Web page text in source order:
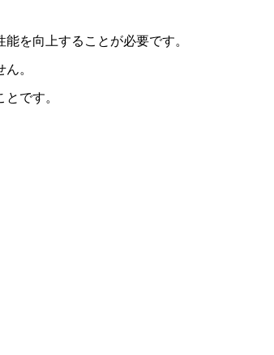
を向上することが必要です。
。
です。